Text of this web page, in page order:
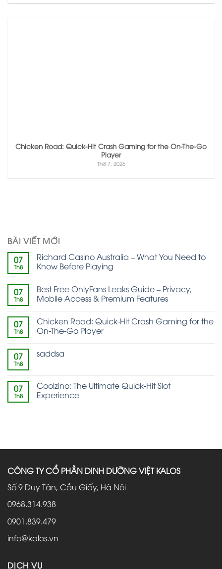
Chicken Road: Quick‑Hit Crash Gaming for the On‑The‑Go
Player
Th8 7, 2026
BÀI VIẾT MỚI
07
Th8
Richard Casino Australia – What You Need to
Know Before Playing
07
Th8
Best Free OnlyFans Leaks Guide – Privacy,
Mobile Access & Premium Features
07
Th8
Chicken Road: Quick‑Hit Crash Gaming for the
On‑The‑Go Player
07
Th8
saddsa
07
Th8
Coolzino: The Ultimate Quick‑Hit Slot
Experience
CÔNG TY CỔ PHẦN DINH DƯỠNG VIỆT KALOS
Số 9 Duy Tân, Cầu Giấy, Hà Nôi
0968.314.938
0901.839.479
info@kalos.vn
DỊCH VỤ